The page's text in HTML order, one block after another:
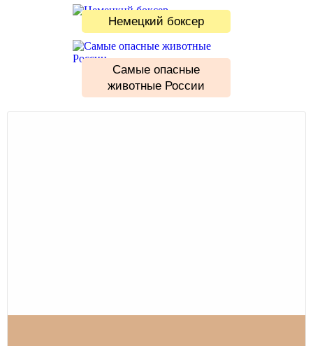
Немецкий боксер
Самые опасные
животные России